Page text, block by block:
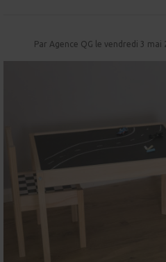
Par Agence QG le vendredi 3 mai